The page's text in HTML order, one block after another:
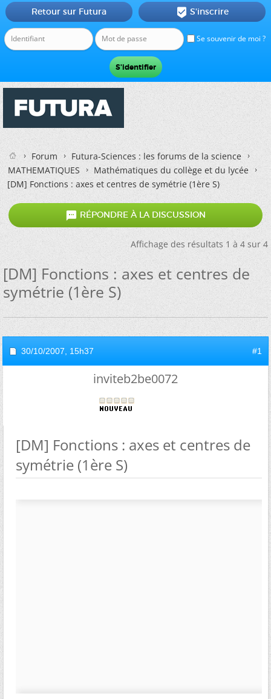
Se souvenir de moi ?
Retour sur Futura  S'inscrire
Forum
Futura-Sciences : les forums de la science
MATHEMATIQUES
Mathématiques du collège et du lycée
[DM] Fonctions : axes et centres de symétrie (1ère S)
 RÉPONDRE À LA DISCUSSION
Affichage des résultats 1 à 4 sur 4
[DM] Fonctions : axes et centres de
symétrie (1ère S)
30/10/2007, 15h37 #1
inviteb2be0072
[DM] Fonctions : axes et centres de
symétrie (1ère S)